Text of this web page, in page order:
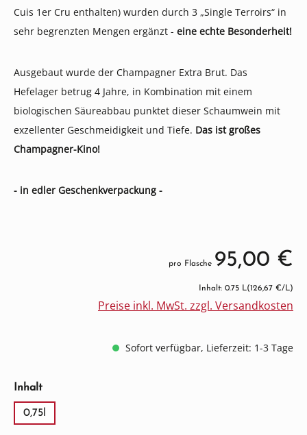
Cuis 1er Cru enthalten) wurden durch 3 „Single Terroirs“ in
sehr begrenzten Mengen ergänzt - eine echte Besonderheit!
Ausgebaut wurde der Champagner Extra Brut. Das
Hefelager betrug 4 Jahre, in Kombination mit einem
biologischen Säureabbau punktet dieser Schaumwein mit
exzellenter Geschmeidigkeit und Tiefe. Das ist großes
Champagner-Kino!
- in edler Geschenkverpackung -
pro Flasche 95,00 €
Inhalt: 0.75 L(126,67 €/L)
Preise inkl. MwSt. zzgl. Versandkosten
Sofort verfügbar, Lieferzeit: 1-3 Tage
Inhaltauswählen
0,75l